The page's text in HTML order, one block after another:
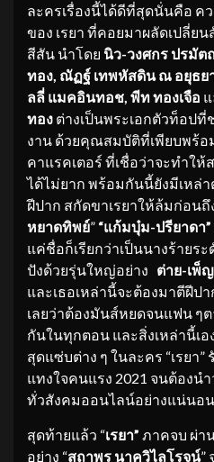
ละครเรื่องนี้ได้ดีที่สุดนั่นคือ ค
ของ เรยา ที่คอยมาผลัดเปลี่ย
สีสัน นำโดย นิว-วงศกร ปรมัต
ทอง ณัฏฐ์ เทพหัสดิน ณ อยุธย
ลลี่ แมคอินทอช พีท ทองเจือ
ทอง ต่างเป็นพระเอกตัวท็อป
งาน ด้วยคุณสมบัติที่เพียบพร้อ
คาแรคเตอร์ ที่เชื่อว่าจะทำให้
ได้ไม่ยาก พร้อมกันนี้ยังมีเหล่
ฝีปาก สกัดขาเรยาให้ล้มก่อนถึ
หยาดทิพย์” “แก้มบุ๋ม-ปรียาดา”
แค่ชื่อก็เรียกว่าเป็นนางร้ายร
ปังด้วยรุ่นใหญ่อย่าง ต่าย-เพ็
และเธอเหล่านี้จะต้องมาตีฝีป
เลยว่าต้องมันส์หยดจนแฟน
กันในทุกตอน และสิ่งเหล่านี้เ
สุดแซ่บต่าง ๆ ในละคร “เรยา”
แทงใจคนแรง 2021 จนต้องน
ทั่วสังคมออนไลน์อย่างแน่นอน
สุดท้ายแล้ว “เรยา” ภาคจบ ผ่า
อย่าง “สถาพร นาควิไลโรจน์”